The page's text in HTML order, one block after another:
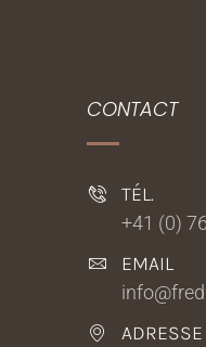
CONTACT
TÉL.
+41 (0)
EMAIL
ADRESSE